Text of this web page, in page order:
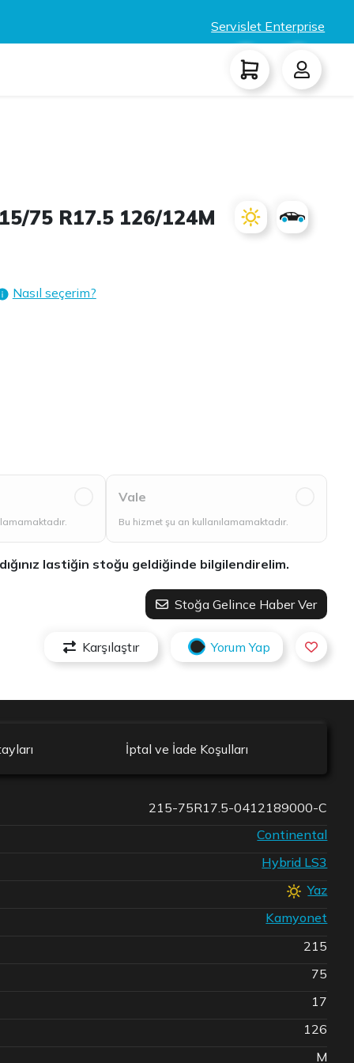
Servislet Enterprise
75 R17.5 126/124M
Nasıl seçerim?
Vale
Bu hizmet şu an kullanılamamaktadır.
lastiğin stoğu geldiğinde bilgilendirelim.
Stoğa Gelince Haber Ver
Karşılaştır Yorum Yap
İptal ve İade Koşulları
215-75R17.5-0412189000-C
Continental
Hybrid LS3
Yaz
Kamyonet
215
75
17
126
M